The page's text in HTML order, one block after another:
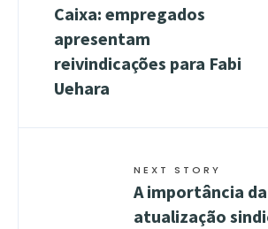
Caixa: empregados
apresentam
reivindicações para Fabi
Uehara
NEXT STORY
A importância da
atualização